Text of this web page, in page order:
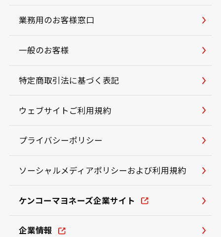
業務用のお客様窓口
一般のお客様
特定商取引法に基づく表記
ウェブサイトご利用規約
プライバシーポリシー
ソーシャルメディアポリシーおよび利用規約
ケンコーマヨネーズ企業サイト
企業情報